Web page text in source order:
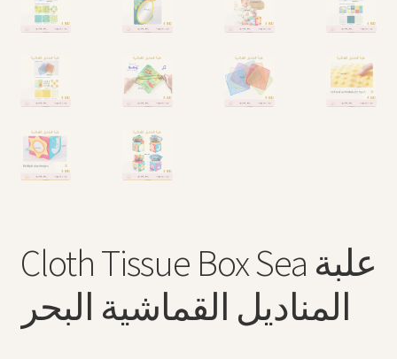
Cloth Tissue Box Sea علبة
المناديل القماشية البحر